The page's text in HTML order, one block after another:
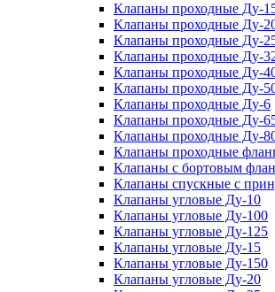
Клапаны проходные Ду-
Клапаны проходные Ду-
Клапаны проходные Ду-
Клапаны проходные Ду-
Клапаны проходные Ду-
Клапаны проходные Ду-
Клапаны проходные Ду-6
Клапаны проходные Ду-
Клапаны проходные Ду-
Клапаны проходные
Клапаны с бортовым
Клапаны спускные с
Клапаны угловые Ду-10
Клапаны угловые Ду-100
Клапаны угловые Ду-125
Клапаны угловые Ду-15
Клапаны угловые Ду-150
Клапаны угловые Ду-20